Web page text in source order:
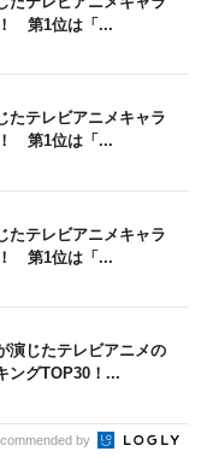
第1位は「...
たテレビアニメキャラ
第1位は「...
たテレビアニメキャラ
第1位は「...
演じたテレビアニメの
ングTOP30！...
by